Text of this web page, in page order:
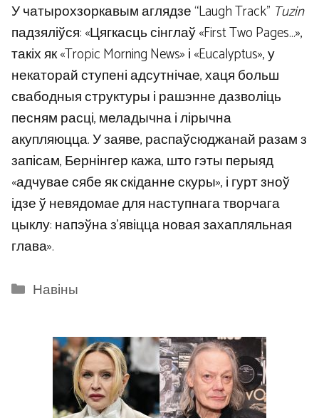
У чатырохзоркавым аглядзе “Laugh Track” Tuzin
падзяліўся: «Цягкасць сінглаў «First Two Pages…»,
такіх як «Tropic Morning News» і «Eucalyptus», у
некаторай ступені адсутнічае, хаця больш
свабодныя структуры і рашэнне дазволіць
песням расці, меладычна і лірычна
акупляюцца. У заяве, распаўсюджанай разам з
запісам, Бернінгер кажа, што гэты перыяд
«адчувае сябе як скіданне скуры», і гурт зноў
ідзе ў невядомае для наступнага творчага
цыклу: напэўна з’явіцца новая захапляльная
глава».
Categories
Навіны